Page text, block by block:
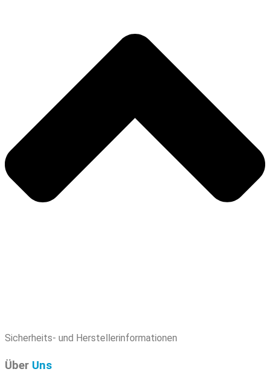
Sicherheits- und Herstellerinformationen
Über Uns